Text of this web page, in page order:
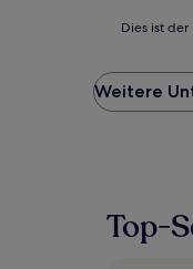
der
niedrigste
Preis
letzten
24 Stunden
Dies ist
Weitere
Top-